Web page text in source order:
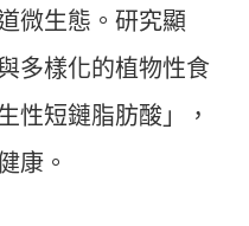
微生態。研究顯
多樣化的植物性食
性短鏈脂肪酸」，
康。